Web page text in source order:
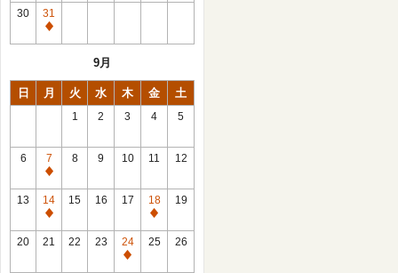
館
日
30
31
休
9月
日 月 火 水 木 金 土
1 2 3 4 5
6
7
休
館
日
8 9 10 11 12
13
14
休
館
15 16 17
18
休
館
19
20 21 22 23
24
休
25 26